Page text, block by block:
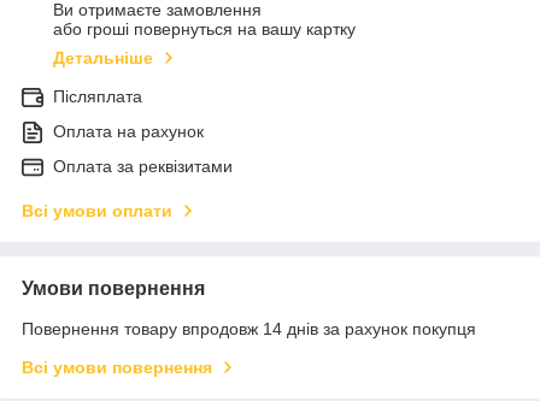
Ви отримаєте замовлення
або гроші повернуться на вашу картку
Детальніше
Післяплата
Оплата на рахунок
Оплата за реквізитами
Всі умови оплати
Умови повернення
Повернення товару впродовж 14 днів за рахунок покупця
Всі умови повернення